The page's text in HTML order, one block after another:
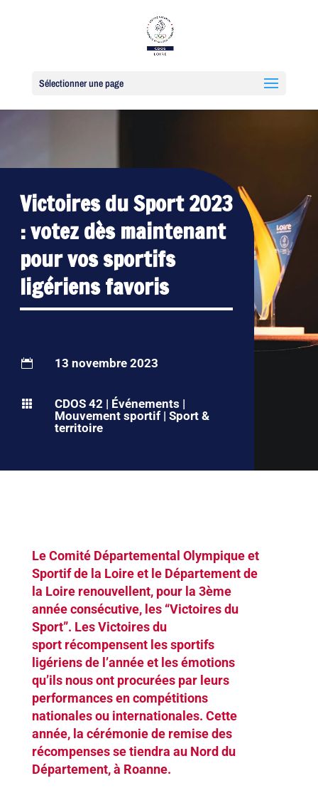
Sélectionner une page
Victoires du Sport 2023
: votez dès maintenant
pour vos sportifs
ligériens favoris
 13 novembre 2023
 CDOS 42 | Événements |
Mouvement sportif |Sport &
territoire
Le Comité Départemental Olympique et
Sportif de la Loire et le Département de
la Loire renouvellent, pour la 3ème
année consécutive, les “Victoires du
Sport”. Les Victoires du
sport récompensent les sportifs
ligériens de l’année et les émotions
qu’ils nous ont procurées par leurs
performances en compétitions
nationales ou internationales. Cette
année, la cérémonie de remise des
récompenses se tiendra au Nord du
Département, à Roanne.